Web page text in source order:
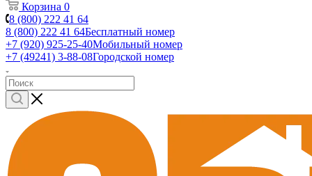
Корзина 0
8 (800) 222 41 64
8 (800) 222 41 64Бесплатный номер
+7 (920) 925-25-40Мобильный номер
+7 (49241) 3-88-08Городской номер